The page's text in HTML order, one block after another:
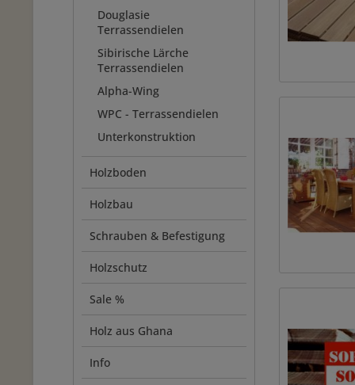
Douglasie
Terrassendielen
Sibirische Lärche
Terrassendielen
Alpha-Wing
WPC - Terrassendielen
Unterkonstruktion
Holzboden
Holzbau
Schrauben & Befestigung
Holzschutz
Sale %
Holz aus Ghana
Info